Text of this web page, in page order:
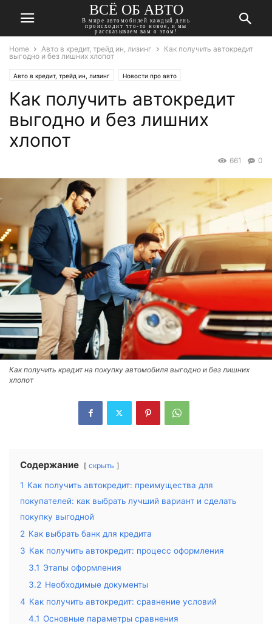
ВСЁ ОБ АВТО
В мире автомобилей каждый день
происходит что-то новое, и мы
рассказываем вам о этом!
Home Авто в кредит, трейд ин, лизинг
Как получить автокредит
выгодно и без лишних хлопот
Авто в кредит, трейд ин, лизинг Новости про авто
Как получить автокредит
выгодно и без лишних
хлопот
0
661
Как получить кредит на покупку автомобиля выгодно и без лишних
хлопот
Содержание скрыть
1 Как получить автокредит: преимущества для
покупателей: как выбрать лучший вариант и сделать
покупку выгодной
2 Как выбрать банк для кредита
3 Как получить автокредит: процесс оформления
3.1 Этапы оформления
3.2 Необходимые документы
4 Как получить автокредит: сравнение условий
4.1 Основные параметры сравнения